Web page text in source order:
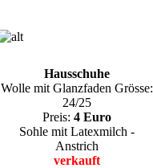
Hausschuhe
Wolle mit Glanzfaden Grösse:
24/25
Preis: 4 Euro
Sohle mit Latexmilch -
Anstrich
verkauft